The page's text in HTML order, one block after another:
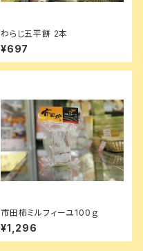
わらじ五平餅 2本
¥697
市田柿ミルフィーユ100ｇ
¥1,296